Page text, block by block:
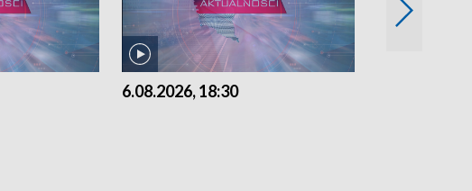
6.08.2026, 18:30